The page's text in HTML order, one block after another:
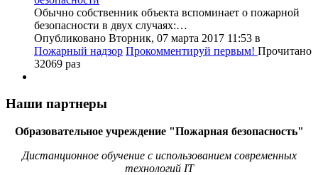
Обычно собственник объекта вспоминает о пожарной
безопасности в двух случаях:…
Опубликовано Вторник, 07 марта 2017 11:53 в
Пожарный надзор Прокомментируй первым! Прочитано
32069 раз
Наши партнеры
Образовательное учреждение "Пожарная безопасность"
Дистанционное обучение с использованием современных
технологий IT